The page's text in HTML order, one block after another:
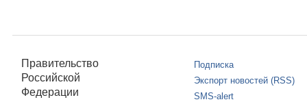
Правительство
Российской
Федерации
Подписка
Экспорт новостей (RSS)
SMS-alert